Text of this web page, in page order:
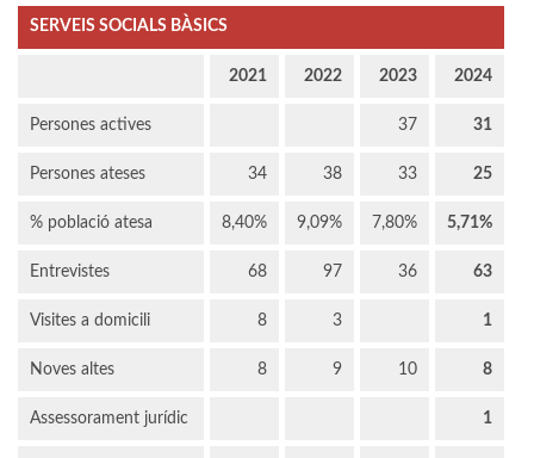
SERVEIS SOCIALS BÀSICS
2021 2022 2023 2024
Persones actives 37 31
Persones ateses 34 38 33 25
% població atesa 8,40% 9,09% 7,80% 5,71%
Entrevistes 68 97 36 63
Visites a domicili 8 3 1
Noves altes 8 9 10 8
Assessorament jurídic 1